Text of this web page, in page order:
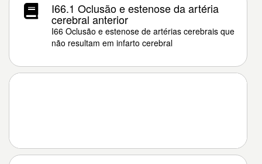
I66.1 Oclusão e estenose da artéria
cerebral anterior
I66 Oclusão e estenose de artérias cerebrais que
não resultam em infarto cerebral